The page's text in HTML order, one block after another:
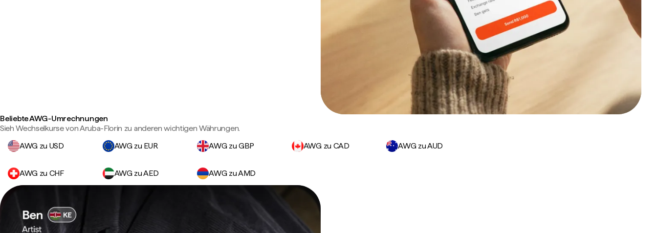
Beliebte AWG-Umrechnungen
Sieh Wechselkurse von Aruba-Florin zu anderen wichtigen Währungen.
AWG zu USD
AWG zu EUR AWG zu GBP AWG zu CAD AWG zu AUD
AWG zu CHF AWG zu AED AWG zu AMD